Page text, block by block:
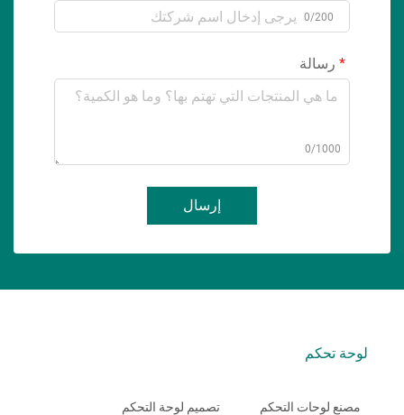
0/200
رسالة
0/1000
إرسال
لوحة تحكم
مصنع لوحات التحكم تصميم لوحة التحكم